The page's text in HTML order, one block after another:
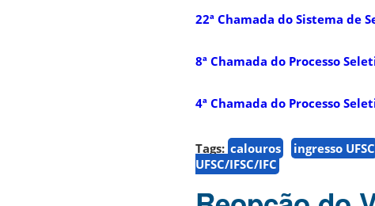
22ª Chamada do Sistema de
8ª Chamada do Processo
4ª Chamada do Processo
Tags: calouros ingresso UFSC
UFSC/IFSC/IFC